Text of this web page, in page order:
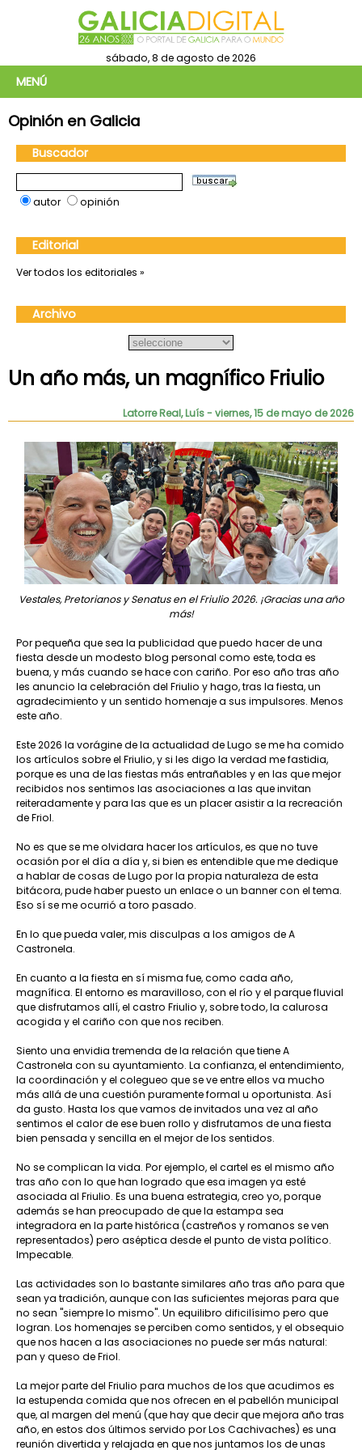
sábado, 8 de agosto de 2026
MENÚ
Opinión en Galicia
Buscador
autor opinión
Editorial
Ver todos los editoriales »
Archivo
Un año más, un magnífico Friulio
Latorre Real, Luís- viernes, 15 de mayo de 2026
Vestales, Pretorianos y Senatus en el Friulio 2026. ¡Gracias una año
más!
Por pequeña que sea la publicidad que puedo hacer de una
fiesta desde un modesto blog personal como este, toda es
buena, y más cuando se hace con cariño. Por eso año tras año
les anuncio la celebración del Friulio y hago, tras la fiesta, un
agradecimiento y un sentido homenaje a sus impulsores. Menos
este año.
Este 2026 la vorágine de la actualidad de Lugo se me ha comido
los artículos sobre el Friulio, y si les digo la verdad me fastidia,
porque es una de las fiestas más entrañables y en las que mejor
recibidos nos sentimos las asociaciones a las que invitan
reiteradamente y para las que es un placer asistir a la recreación
de Friol.
No es que se me olvidara hacer los artículos, es que no tuve
ocasión por el día a día y, si bien es entendible que me dedique
a hablar de cosas de Lugo por la propia naturaleza de esta
bitácora, pude haber puesto un enlace o un banner con el tema.
Eso sí se me ocurrió a toro pasado.
En lo que pueda valer, mis disculpas a los amigos de A
Castronela.
En cuanto a la fiesta en sí misma fue, como cada año,
magnífica. El entorno es maravilloso, con el río y el parque fluvial
que disfrutamos allí, el castro Friulio y, sobre todo, la calurosa
acogida y el cariño con que nos reciben.
Siento una envidia tremenda de la relación que tiene A
Castronela con su ayuntamiento. La confianza, el entendimiento,
la coordinación y el colegueo que se ve entre ellos va mucho
más allá de una cuestión puramente formal u oportunista. Así
da gusto. Hasta los que vamos de invitados una vez al año
sentimos el calor de ese buen rollo y disfrutamos de una fiesta
bien pensada y sencilla en el mejor de los sentidos.
No se complican la vida. Por ejemplo, el cartel es el mismo año
tras año con lo que han logrado que esa imagen ya esté
asociada al Friulio. Es una buena estrategia, creo yo, porque
además se han preocupado de que la estampa sea
integradora en la parte histórica (castreños y romanos se ven
representados) pero aséptica desde el punto de vista político.
Impecable.
Las actividades son lo bastante similares año tras año para que
sean ya tradición, aunque con las suficientes mejoras para que
no sean "siempre lo mismo". Un equilibro dificilísimo pero que
logran. Los homenajes se perciben como sentidos, y el obsequio
que nos hacen a las asociaciones no puede ser más natural:
pan y queso de Friol.
La mejor parte del Friulio para muchos de los que acudimos es
la estupenda comida que nos ofrecen en el pabellón municipal
que, al margen del menú (que hay que decir que mejora año tras
año, en estos dos últimos servido por Los Cachivaches) es una
reunión divertida y relajada en que nos juntamos los de unas